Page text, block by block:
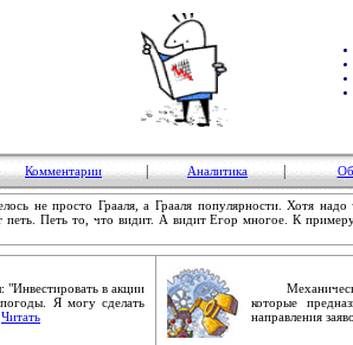
Комментарии Аналитика
не просто Грааля, а Грааля популярности. Хотя
Петь то, что видит. А видит Егор многое. К
в акции
Я могу сделать
Читать
которые
направления